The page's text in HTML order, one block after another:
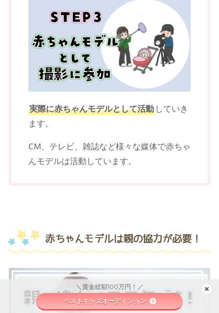
実際に赤ちゃんモデルとして活動していき
ます。
CM、テレビ、雑誌など様々な媒体で赤ちゃ
んモデルは活動しています。
赤ちゃんモデルは親の協力が必要！
＼賞金総額100万円！／
ベストキッズオーディション